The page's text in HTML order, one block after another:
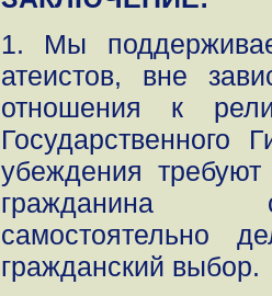
1. Мы
атеистов, вне
отношения к
Государственного
убеждения
гражданина
самостоятельно
гражданский выбор.